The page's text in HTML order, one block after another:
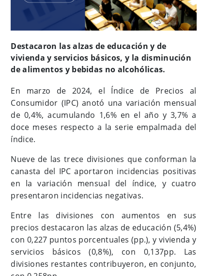
Destacaron las alzas de educación y de
vivienda y servicios básicos, y la disminución
de alimentos y bebidas no alcohólicas.
En marzo de 2024, el Índice de Precios al
Consumidor (IPC) anotó una variación mensual
de 0,4%, acumulando 1,6% en el año y 3,7% a
doce meses respecto a la serie empalmada del
índice.
Nueve de las trece divisiones que conforman la
canasta del IPC aportaron incidencias positivas
en la variación mensual del índice, y cuatro
presentaron incidencias negativas.
Entre las divisiones con aumentos en sus
precios destacaron las alzas de educación (5,4%)
con 0,227 puntos porcentuales (pp.), y vivienda y
servicios básicos (0,8%), con 0,137pp. Las
divisiones restantes contribuyeron, en conjunto,